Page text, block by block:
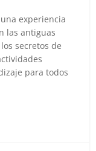
experiencia
las antiguas
secretos de
para todos